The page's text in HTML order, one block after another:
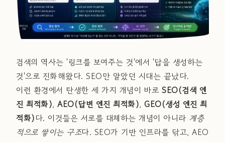
검색의 역사는 '링크를 보여주는 것'에서 '답을 생성하는
것'으로 진화해왔다. SEO만 알았던 시대는 끝났다.
이런 환경에서 탄생한 세 가지 개념이 바로 SEO(검색 엔
진 최적화), AEO(답변 엔진 최적화), GEO(생성 엔진 최
적화)다. 이것들은 서로를 대체하는 개념이 아니라 계층
적으로 쌓이는 구조다. SEO가 기반 인프라를 닦고, AEO